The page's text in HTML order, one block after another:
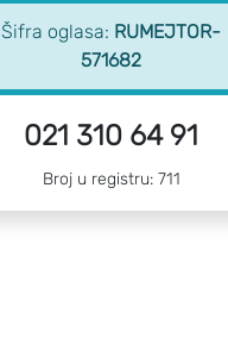
Šifra oglasa: RUMEJTOR-
571682
021 310 64 91
Broj u registru: 711